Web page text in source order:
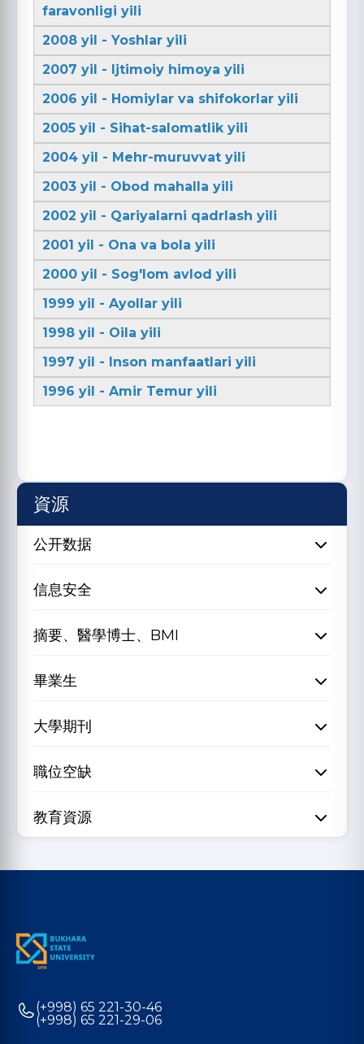
faravonligi yili
2008 yil - Yoshlar yili
2007 yil - Ijtimoiy himoya yili
2006 yil - Homiylar va shifokorlar yili
2005 yil - Sihat-salomatlik yili
2004 yil - Mehr-muruvvat yili
2003 yil - Obod mahalla yili
2002 yil - Qariyalarni qadrlash yili
2001 yil - Ona va bola yili
2000 yil - Sog'lom avlod yili
1999 yil - Ayollar yili
1998 yil - Oila yili
1997 yil - Inson manfaatlari yili
1996 yil - Amir Temur yili
資源
公开数据
信息安全
摘要、醫學博士、BMI
畢業生
大學期刊
職位空缺
教育資源
(+998) 65 221-30-46
(+998) 65 221-29-06